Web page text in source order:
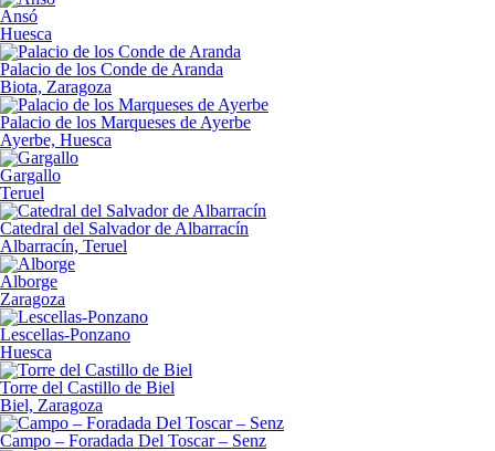
Ansó
Huesca
Palacio de los Conde de Aranda
Biota, Zaragoza
Palacio de los Marqueses de Ayerbe
Ayerbe, Huesca
Gargallo
Teruel
Catedral del Salvador de Albarracín
Albarracín, Teruel
Alborge
Zaragoza
Lescellas-Ponzano
Huesca
Torre del Castillo de Biel
Biel, Zaragoza
Campo – Foradada Del Toscar – Senz